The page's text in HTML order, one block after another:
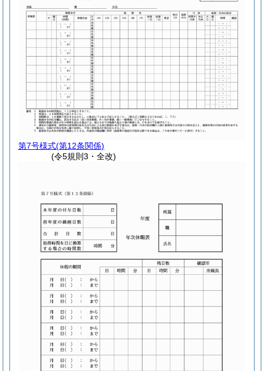
第7号様式(第12条関係)
(令5規則3・全改)